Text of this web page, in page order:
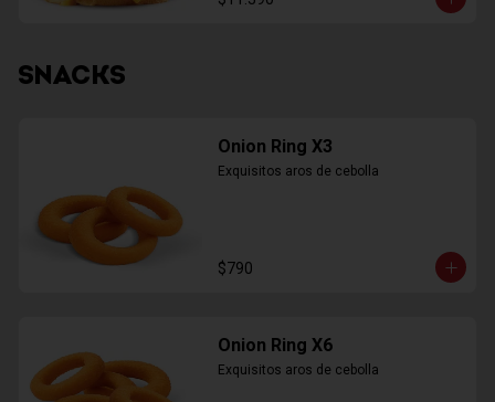
SNACKS
Onion Ring X3
Exquisitos aros de cebolla
$790
Onion Ring X6
Exquisitos aros de cebolla